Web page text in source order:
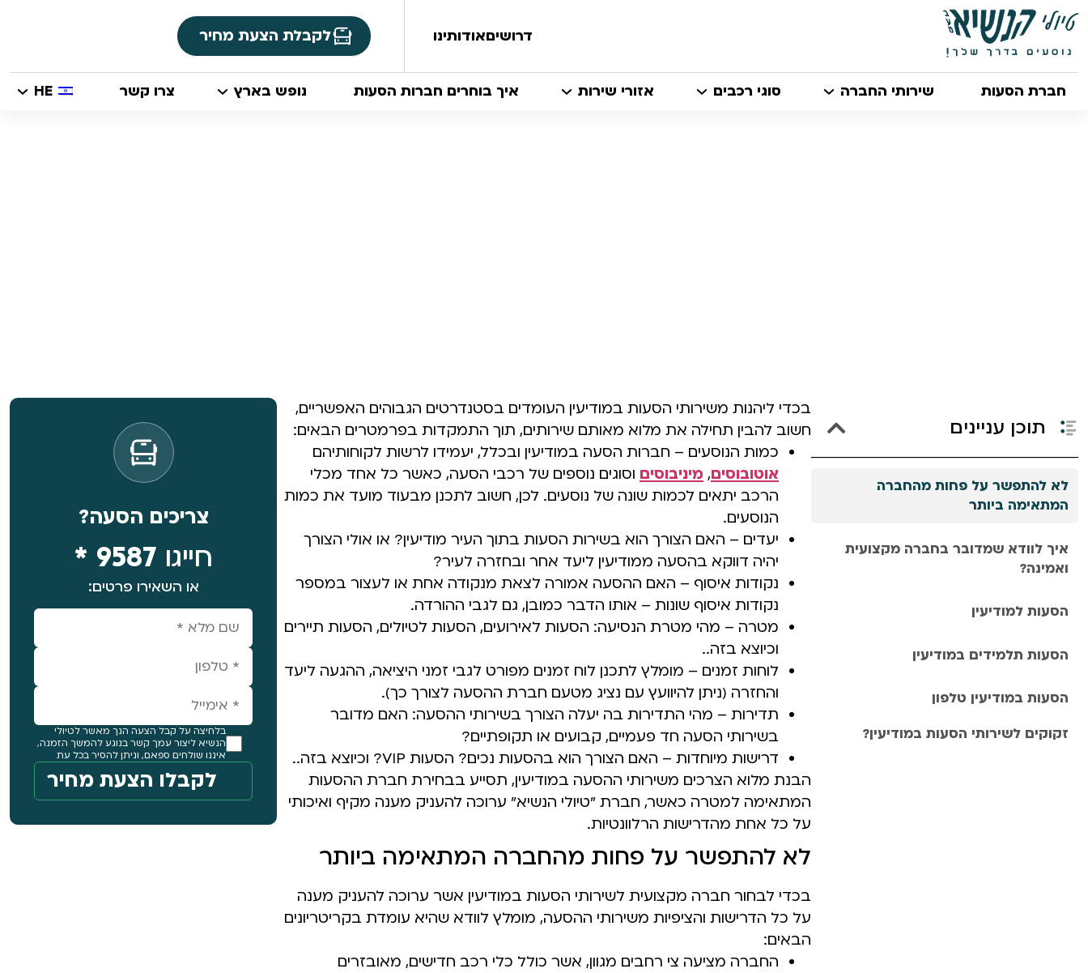
דרושיםאודותינו לקבלת הצעת מחיר
חברת הסעות שירותי החברה סוגי רכבים אזורי שירות איך בוחרים חברות הסעות נופש בארץ צרו קשר HE
תוכן עניינים
לא להתפשר על פחות מהחברה
המתאימה ביותר
איך לוודא שמדובר בחברה מקצועית
ואמינה?
הסעות למודיעין
הסעות תלמידים במודיעין
הסעות במודיעין טלפון
זקוקים לשירותי הסעות במודיעין?
בכדי ליהנות משירותי הסעות במודיעין העומדים בסטנדרטים הגבוהים האפשריים,
חשוב להבין תחילה את מלוא מאותם שירותים, תוך התמקדות בפרמטרים הבאים:
כמות הנוסעים – חברות הסעה במודיעין ובכלל, יעמידו לרשות לקוחותיהם
אוטובוסים, מיניבוסים וסוגים נוספים של רכבי הסעה, כאשר כל אחד מכלי
הרכב יתאים לכמות שונה של נוסעים. לכן, חשוב לתכנן מבעוד מועד את כמות
הנוסעים.
יעדים – האם הצורך הוא בשירות הסעות בתוך העיר מודיעין? או אולי הצורך
יהיה דווקא בהסעה ממודיעין ליעד אחר ובחזרה לעיר?
נקודות איסוף – האם ההסעה אמורה לצאת מנקודה אחת או לעצור במספר
נקודות איסוף שונות – אותו הדבר כמובן, גם לגבי ההורדה.
מטרה – מהי מטרת הנסיעה: הסעות לאירועים, הסעות לטיולים, הסעות תיירים
וכיוצא בזה..
לוחות זמנים – מומלץ לתכנן לוח זמנים מפורט לגבי זמני היציאה, ההגעה ליעד
והחזרה (ניתן להיוועץ עם נציג מטעם חברת ההסעה לצורך כך).
תדירות – מהי התדירות בה יעלה הצורך בשירותי ההסעה: האם מדובר
בשירותי הסעה חד פעמיים, קבועים או תקופתיים?
דרישות מיוחדות – האם הצורך הוא בהסעות נכים? הסעות VIP? וכיוצא בזה..
הבנת מלוא הצרכים משירותי ההסעה במודיעין, תסייע בבחירת חברת ההסעות
המתאימה למטרה כאשר, חברת "טיולי הנשיא" ערוכה להעניק מענה מקיף ואיכותי
על כל אחת מהדרישות הרלוונטיות.
לא להתפשר על פחות מהחברה המתאימה ביותר
בכדי לבחור חברה מקצועית לשירותי הסעות במודיעין אשר ערוכה להעניק מענה
על כל הדרישות והציפיות משירותי ההסעה, מומלץ לוודא שהיא עומדת בקריטריונים
הבאים:
החברה מציעה צי רחבים מגוון, אשר כולל כלי רכב חדישים, מאובזרים
צריכים הסעה?
חייגו 9587 *
או השאירו פרטים:
בלחיצה על קבל הצעה הנך מאשר לטיולי
הנשיא ליצור עמך קשר בנוגע להמשך הזמנה,
איננו שולחים ספאם, וניתן להסיר בכל עת